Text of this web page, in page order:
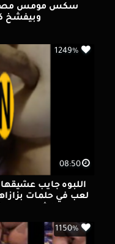
سكس مومس
وبيفشخ
08:50
1249%
اللبوه جايب
لعب في حلمات
1150%